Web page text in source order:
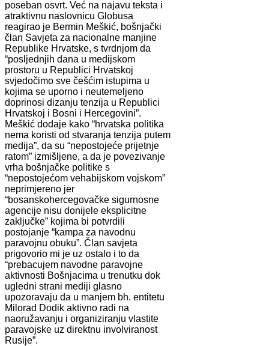
poseban osvrt. Već na najavu teksta i
atraktivnu naslovnicu Globusa
reagirao je Bermin Meškić, bošnjački
član Savjeta za nacionalne manjine
Republike Hrvatske, s tvrdnjom da
“posljednjih dana u medijskom
prostoru u Republici Hrvatskoj
svjedočimo sve češćim istupima u
kojima se uporno i neutemeljeno
doprinosi dizanju tenzija u Republici
Hrvatskoj i Bosni i Hercegovini”.
Meškić dodaje kako “hrvatska politika
nema koristi od stvaranja tenzija putem
medija”, da su “nepostojeće prijetnje
ratom” izmišljene, a da je povezivanje
vrha bošnjačke politike s
“nepostojećom vehabijskom vojskom”
neprimjereno jer
“bosanskohercegovačke sigurnosne
agencije nisu donijele eksplicitne
zaključke” kojima bi potvrdili
postojanje “kampa za navodnu
paravojnu obuku”. Član savjeta
prigovorio mi je uz ostalo i to da
“prebacujem navodne paravojne
aktivnosti Bošnjacima u trenutku dok
ugledni strani mediji glasno
upozoravaju da u manjem bh. entitetu
Milorad Dodik aktivno radi na
naoružavanju i organiziranju vlastite
paravojske uz direktnu involviranost
Rusije”.